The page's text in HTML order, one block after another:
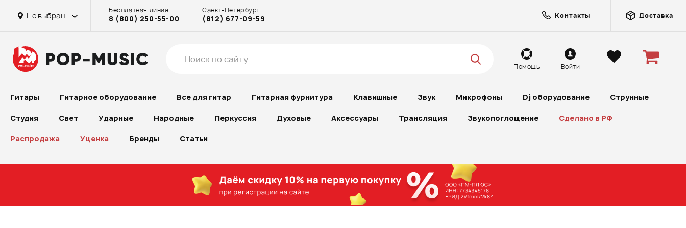
Не выбран
Бесплатная линия
8 (800) 250-55-00
Санкт-Петербург
(812) 677-09-59 Контакты Доставка
Помощь Войти
Гитары Гитарное оборудование Все для гитар Гитарная фурнитура Клавишные Звук Микрофоны Dj оборудование Струнные
Студия Свет Ударные Народные Перкуссия Духовые Аксессуары Трансляция Звукопоглощение Сделано в РФ
Распродажа Уценка Бренды Статьи